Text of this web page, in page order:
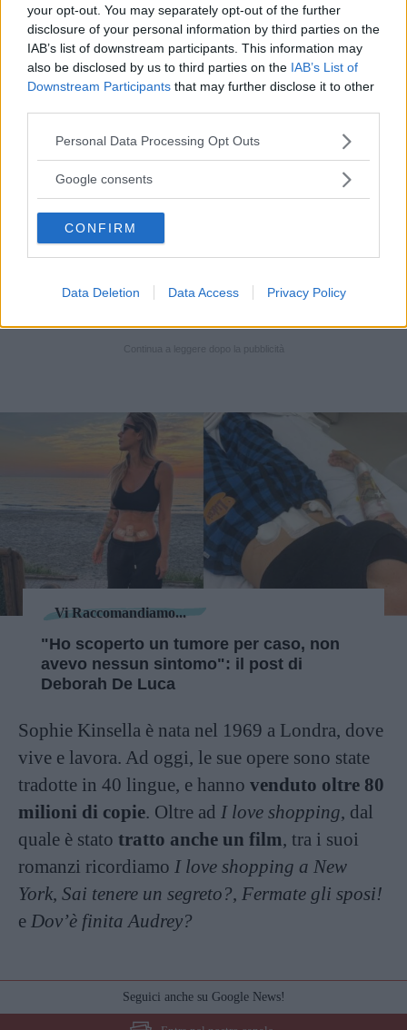
your opt-out. You may separately opt-out of the further
disclosure of your personal information by third parties on the
IAB’s list of downstream participants. This information may
also be disclosed by us to third parties on the IAB’s List of
Downstream Participants that may further disclose it to other
Please note that this website/app uses one or more Google
not limited to your visit or usage behaviour. You may click to
use your data for below specified purposes in below Google
consent section.
Personal Data Processing Opt Outs
Google consents
CONFIRM
Data Deletion Data Access Privacy Policy
qualsiasi forma, così come a chi li
sostiene, mando il mio affetto e i miei
auguri di pronta guarigione. Ricevere una
diagnosi così difficile può farti sentire
cura di chi ti è vicino significano più di
quanto le parole possano esprimere.
Ci risentiremo presto, e nel frattempo, saluti
concluso.
Vi Raccomandiamo...
"Ho scoperto un tumore per caso, non
avevo nessun sintomo": il post di
Deborah De Luca
Sophie Kinsella è nata nel 1969 a Londra, dove
vive e lavora. Ad oggi, le sue opere sono state
tradotte in 40 lingue, e hanno venduto oltre 80
milioni di copie. Oltre ad I love shopping, dal
quale è stato tratto anche un film, tra i suoi
romanzi ricordiamo I love shopping a New
York, Sai tenere un segreto?, Fermate gli sposi!
e Dov’è finita Audrey?
Seguici anche su Google News!